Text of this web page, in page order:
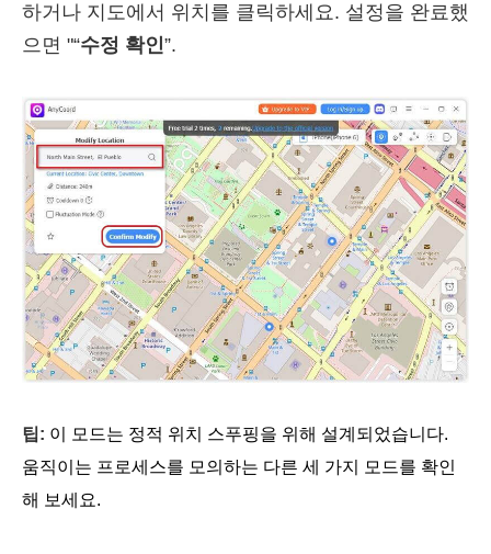
하거나 지도에서 위치를 클릭하세요. 설정을 완료했
으면 "“수정 확인”.
팁: 이 모드는 정적 위치 스푸핑을 위해 설계되었습니다.
움직이는 프로세스를 모의하는 다른 세 가지 모드를 확인
해 보세요.